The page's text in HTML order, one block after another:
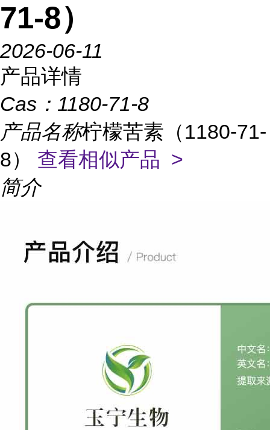
71-8）
2026-06-11
产品详情
Cas： 1180-71-8
产品名称柠檬苦素（1180-71-
8） 查看相似产品 >
简介